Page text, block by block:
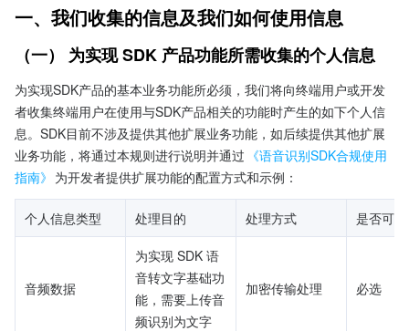
一、我们收集的信息及我们如何使用信息
（一） 为实现 SDK 产品功能所需收集的个人信息
为实现SDK产品的基本业务功能所必须，我们将向终端用户或开发
者收集终端用户在使用与SDK产品相关的功能时产生的如下个人信
息。SDK目前不涉及提供其他扩展业务功能，如后续提供其他扩展
业务功能，将通过本规则进行说明并通过 《语音识别SDK合规使用
指南》 为开发者提供扩展功能的配置方式和示例：
个人信息类型 处理目的 处理方式 是否可选
音频数据
为实现 SDK 语
音转文字基础功
能，需要上传音
频识别为文字
加密传输处理 必选